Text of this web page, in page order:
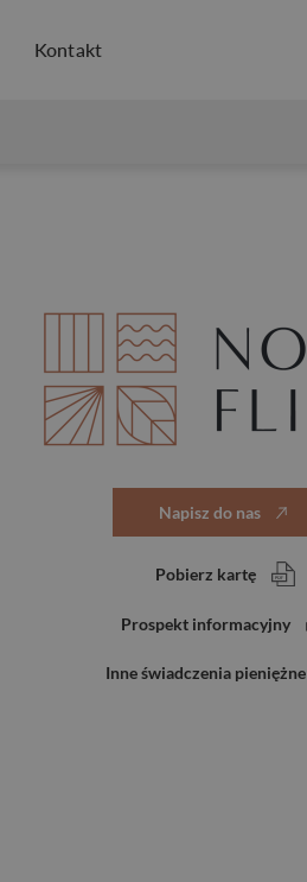
Kontakt
Napisz do nas
Pobierz kartę
Prospekt informacyjny
Inne świadczenia pieniężne